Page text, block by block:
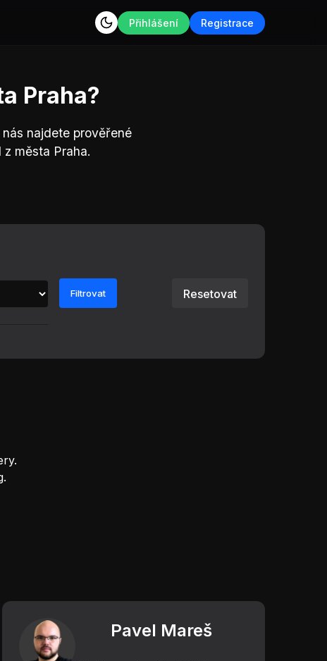
Přihlášení Registrace
Praha?
najdete prověřené
města Praha.
Filtrovat Resetovat
Pavel Mareš